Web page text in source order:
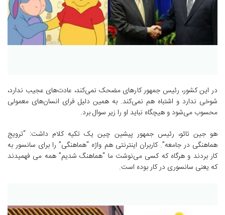
در این کشور، رئیس جمهور کارهای مضحک نمی‌کند، عادت‌های عجیب ندارد،
شوخی ندارد و اشتباه هم نمی‌کند. به همین دلیل فرای انسان‌های معمولی
محسوب می‌شود و هیچگاه نباید او را زیر سوال برد.
هو جین تائو، رئیس جمهور پیشین چین یک تکیه کلام داشت: “ترویج
هماهنگی در جامعه”. کاربران اینترنتی هم واژه “هماهنگی” را برای سانسور به
کار بردند و هرگاه که کسی می‌نوشت ما “هماهنگ شدیم” همه می فهمیدند
که یعنی سانسوری در کار بوده است.